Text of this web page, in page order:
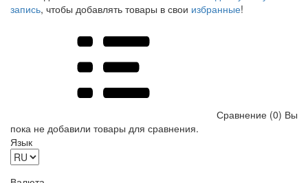
запись, чтобы добавлять товары в свои избранные!
Сравнение (0) Вы
пока не добавили товары для сравнения.
Язык